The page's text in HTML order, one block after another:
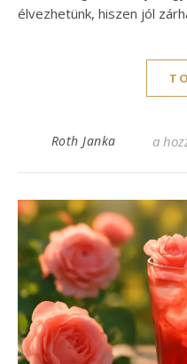
élvezhetünk, hiszen jól
Roth Janka a